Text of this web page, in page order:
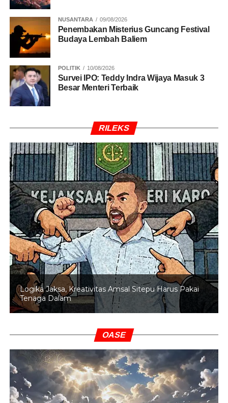
NUSANTARA 09/08/2026
Penembakan Misterius Guncang Festival
Budaya Lembah Baliem
POLITIK 10/08/2026
Survei IPO: Teddy Indra Wijaya Masuk 3
Besar Menteri Terbaik
RILEKS
Logika Jaksa, Kreativitas Amsal Sitepu Harus Pakai
Tenaga Dalam
OASE